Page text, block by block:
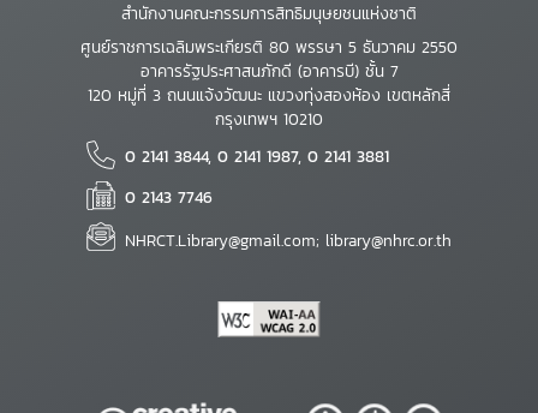
สำนักงานคณะกรรมการสิทธิมนุษยชนแห่งชาติ
ศูนย์ราชการเฉลิมพระเกียรติ 80 พรรษา 5 ธันวาคม 2550
อาคารรัฐประศาสนภักดี (อาคารบี) ชั้น 7
120 หมู่ที่ 3 ถนนแจ้งวัฒนะ แขวงทุ่งสองห้อง เขตหลักสี่
กรุงเทพฯ 10210
0 2141 3844, 0 2141 1987, 0 2141 3881
0 2143 7746
NHRCT.Library@gmail.com; library@nhrc.or.th